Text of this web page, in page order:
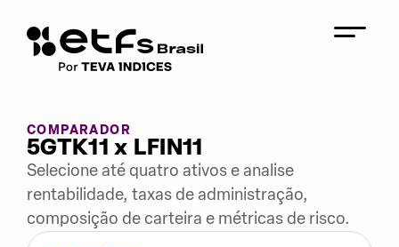
COMPARADOR
5GTK11 x LFIN11
Selecione até quatro ativos e analise
rentabilidade, taxas de administração,
composição de carteira e métricas de risco.